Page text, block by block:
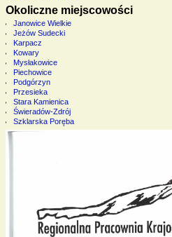
Okoliczne miejscowości
Janowice Wielkie
Jeżów Sudecki
Karpacz
Kowary
Mysłakowice
Piechowice
Podgórzyn
Przesieka
Stara Kamienica
Świeradów-Zdrój
Szklarska Poręba